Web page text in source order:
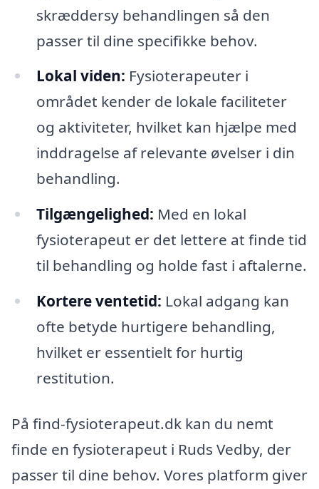
skræddersy behandlingen så den
passer til dine specifikke behov.
Lokal viden: Fysioterapeuter i
området kender de lokale faciliteter
og aktiviteter, hvilket kan hjælpe med
inddragelse af relevante øvelser i din
behandling.
Tilgængelighed: Med en lokal
fysioterapeut er det lettere at finde tid
til behandling og holde fast i aftalerne.
Kortere ventetid: Lokal adgang kan
ofte betyde hurtigere behandling,
hvilket er essentielt for hurtig
restitution.
På find-fysioterapeut.dk kan du nemt
finde en fysioterapeut i Ruds Vedby, der
passer til dine behov. Vores platform giver